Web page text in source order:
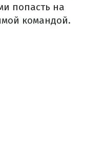
попасть на
командой.